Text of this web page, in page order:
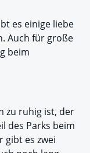
es einige liebe
Auch für große
beim
zu ruhig ist, der
des Parks beim
gibt es zwei